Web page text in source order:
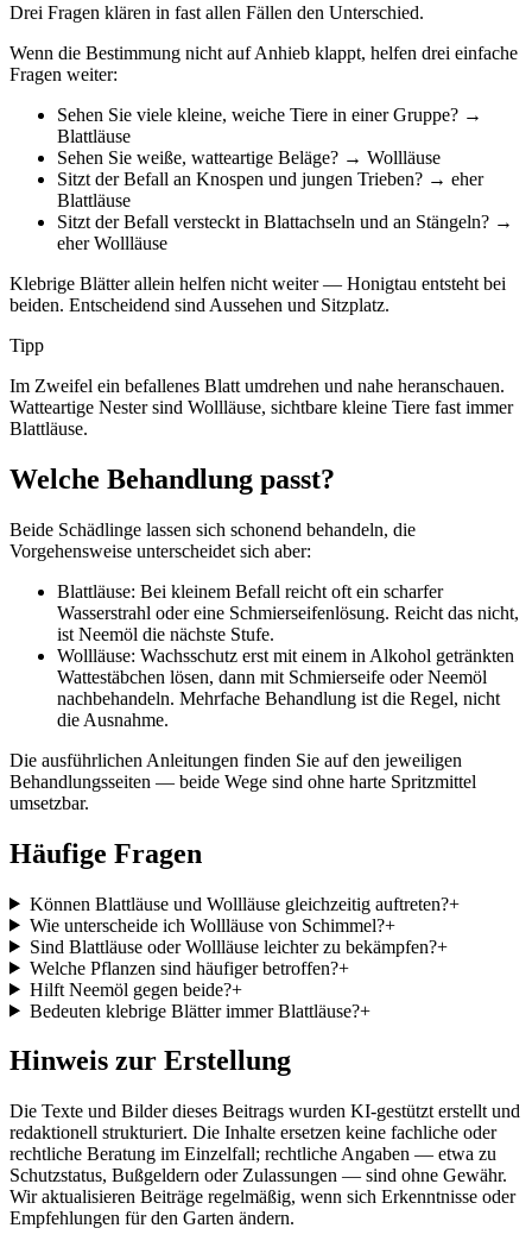
Drei Fragen klären in fast allen Fällen den Unterschied.
Wenn die Bestimmung nicht auf Anhieb klappt, helfen drei einfache
Fragen weiter:
Sehen Sie viele kleine, weiche Tiere in einer Gruppe? →
Blattläuse
Sehen Sie weiße, watteartige Beläge? → Wollläuse
Sitzt der Befall an Knospen und jungen Trieben? → eher
Blattläuse
Sitzt der Befall versteckt in Blattachseln und an Stängeln? →
eher Wollläuse
Klebrige Blätter allein helfen nicht weiter — Honigtau entsteht bei
beiden. Entscheidend sind Aussehen und Sitzplatz.
Tipp
Im Zweifel ein befallenes Blatt umdrehen und nahe heranschauen.
Watteartige Nester sind Wollläuse, sichtbare kleine Tiere fast immer
Blattläuse.
Welche Behandlung passt?
Beide Schädlinge lassen sich schonend behandeln, die
Vorgehensweise unterscheidet sich aber:
Blattläuse: Bei kleinem Befall reicht oft ein scharfer
Wasserstrahl oder eine Schmierseifenlösung. Reicht das nicht,
ist Neemöl die nächste Stufe.
Wollläuse: Wachsschutz erst mit einem in Alkohol getränkten
Wattestäbchen lösen, dann mit Schmierseife oder Neemöl
nachbehandeln. Mehrfache Behandlung ist die Regel, nicht
die Ausnahme.
Die ausführlichen Anleitungen finden Sie auf den jeweiligen
Behandlungsseiten — beide Wege sind ohne harte Spritzmittel
umsetzbar.
Häufige Fragen
Können Blattläuse und Wollläuse gleichzeitig auftreten?+
Wie unterscheide ich Wollläuse von Schimmel?+
Sind Blattläuse oder Wollläuse leichter zu bekämpfen?+
Welche Pflanzen sind häufiger betroffen?+
Hilft Neemöl gegen beide?+
Bedeuten klebrige Blätter immer Blattläuse?+
Hinweis zur Erstellung
Die Texte und Bilder dieses Beitrags wurden KI-gestützt erstellt und
redaktionell strukturiert. Die Inhalte ersetzen keine fachliche oder
rechtliche Beratung im Einzelfall; rechtliche Angaben — etwa zu
Schutzstatus, Bußgeldern oder Zulassungen — sind ohne Gewähr.
Wir aktualisieren Beiträge regelmäßig, wenn sich Erkenntnisse oder
Empfehlungen für den Garten ändern.